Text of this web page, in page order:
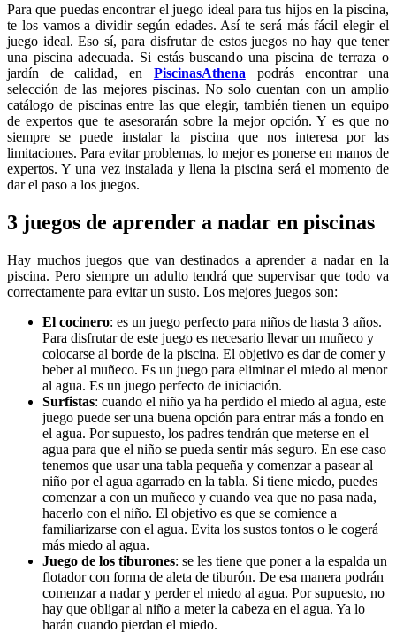
Para que puedas encontrar el juego ideal para tus hijos en la piscina,
te los vamos a dividir según edades. Así te será más fácil elegir el
juego ideal. Eso sí, para disfrutar de estos juegos no hay que tener
una piscina adecuada. Si estás buscando una piscina de terraza o
jardín de calidad, en PiscinasAthena podrás encontrar una
selección de las mejores piscinas. No solo cuentan con un amplio
catálogo de piscinas entre las que elegir, también tienen un equipo
de expertos que te asesorarán sobre la mejor opción. Y es que no
siempre se puede instalar la piscina que nos interesa por las
limitaciones. Para evitar problemas, lo mejor es ponerse en manos de
expertos. Y una vez instalada y llena la piscina será el momento de
dar el paso a los juegos.
3 juegos de aprender a nadar en piscinas
Hay muchos juegos que van destinados a aprender a nadar en la
piscina. Pero siempre un adulto tendrá que supervisar que todo va
correctamente para evitar un susto. Los mejores juegos son:
El cocinero: es un juego perfecto para niños de hasta 3 años.
Para disfrutar de este juego es necesario llevar un muñeco y
colocarse al borde de la piscina. El objetivo es dar de comer y
beber al muñeco. Es un juego para eliminar el miedo al menor
al agua. Es un juego perfecto de iniciación.
Surfistas: cuando el niño ya ha perdido el miedo al agua, este
juego puede ser una buena opción para entrar más a fondo en
el agua. Por supuesto, los padres tendrán que meterse en el
agua para que el niño se pueda sentir más seguro. En ese caso
tenemos que usar una tabla pequeña y comenzar a pasear al
niño por el agua agarrado en la tabla. Si tiene miedo, puedes
comenzar a con un muñeco y cuando vea que no pasa nada,
hacerlo con el niño. El objetivo es que se comience a
familiarizarse con el agua. Evita los sustos tontos o le cogerá
más miedo al agua.
Juego de los tiburones: se les tiene que poner a la espalda un
flotador con forma de aleta de tiburón. De esa manera podrán
comenzar a nadar y perder el miedo al agua. Por supuesto, no
hay que obligar al niño a meter la cabeza en el agua. Ya lo
harán cuando pierdan el miedo.